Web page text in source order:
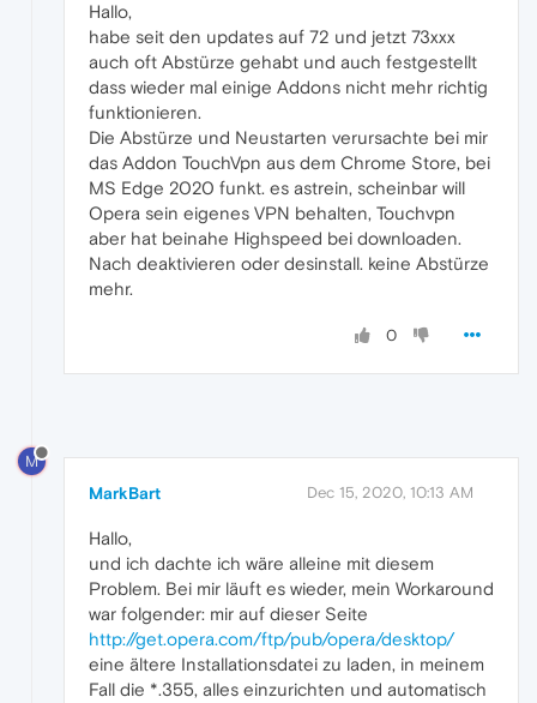
Hallo,
habe seit den updates auf 72 und jetzt 73xxx
auch oft Abstürze gehabt und auch festgestellt
dass wieder mal einige Addons nicht mehr richtig
funktionieren.
Die Abstürze und Neustarten verursachte bei mir
das Addon TouchVpn aus dem Chrome Store, bei
MS Edge 2020 funkt. es astrein, scheinbar will
Opera sein eigenes VPN behalten, Touchvpn
aber hat beinahe Highspeed bei downloaden.
Nach deaktivieren oder desinstall. keine Abstürze
mehr.
0
M
MarkBart Dec 15, 2020, 10:13 AM
Hallo,
und ich dachte ich wäre alleine mit diesem
Problem. Bei mir läuft es wieder, mein Workaround
war folgender: mir auf dieser Seite
http://get.opera.com/ftp/pub/opera/desktop/
eine ältere Installationsdatei zu laden, in meinem
Fall die *.355, alles einzurichten und automatisch